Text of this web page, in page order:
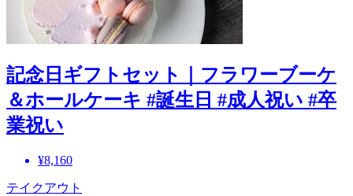
記念日ギフトセット｜フラワーブーケ
＆ホールケーキ #誕生日 #成人祝い #卒
業祝い
¥8,160
テイクアウト